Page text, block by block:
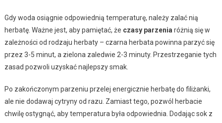
Gdy woda osiągnie odpowiednią temperaturę, należy zalać nią
herbatę. Ważne jest, aby pamiętać, że czasy parzenia różnią się w
zależności od rodzaju herbaty – czarna herbata powinna parzyć się
przez 3-5 minut, a zielona zaledwie 2-3 minuty. Przestrzeganie tych
zasad pozwoli uzyskać najlepszy smak.
Po zakończonym parzeniu przelej energicznie herbatę do filiżanki,
ale nie dodawaj cytryny od razu. Zamiast tego, pozwól herbacie
chwilę ostygnąć, aby temperatura była odpowiednia. Dodając sok z